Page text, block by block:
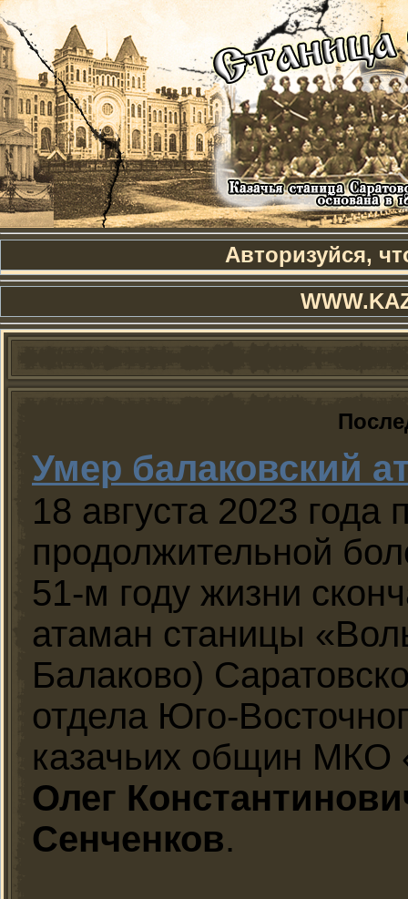
Авторизуйся,
Умер балаковский
18 августа 2023 года
продолжительной
51-м году жизни
атаман станицы
Балаково)
отдела Юго-
казачьих общин МКО
Олег
Сенченков.